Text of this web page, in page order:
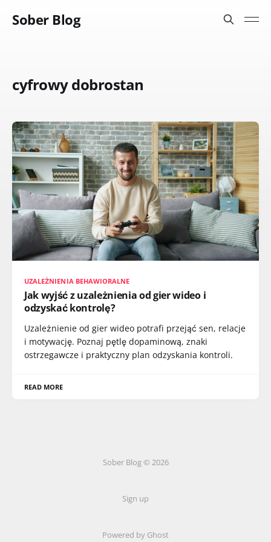
Sober Blog
cyfrowy dobrostan
UZALEŻNIENIA BEHAWIORALNE
Jak wyjść z uzależnienia od gier wideo i
odzyskać kontrolę?
Uzależnienie od gier wideo potrafi przejąć sen, relacje
i motywację. Poznaj pętlę dopaminową, znaki
ostrzegawcze i praktyczny plan odzyskania kontroli.
READ MORE
Sober Blog © 2026
Sign up
Powered by Ghost